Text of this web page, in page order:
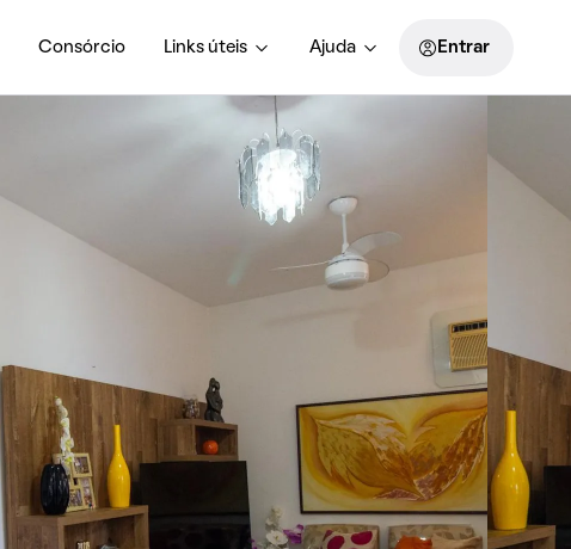
Consórcio Links úteis Ajuda Entrar